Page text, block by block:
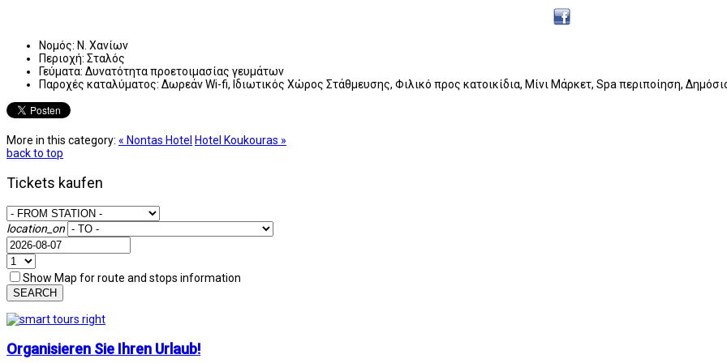
Νομός: Ν. Χανίων
Περιοχή: Σταλός
Γεύματα: Δυνατότητα προετοιμασίας γευμάτων
Παροχές καταλύματος: Δωρεάν Wi-fi, Ιδιωτικός Χώρος Στάθμευσης, Φιλικό προς κατοικίδια, Μίνι Μάρκετ, Spa περιποίηση,
More in this category: « Nontas Hotel Hotel Koukouras »
back to top
Tickets kaufen
location_on
Show Map for route and stops information
SEARCH
Organisieren Sie Ihren Urlaub!